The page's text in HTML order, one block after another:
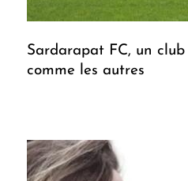
Sardarapat FC, un
comme les autres